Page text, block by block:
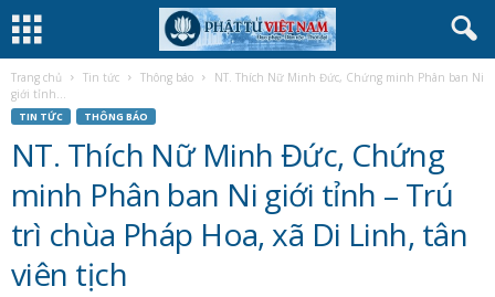
Trang chủ Tin tức Thông báo
NT. Thích Nữ Minh Đức, Chứng minh Phân ban Ni
giới tỉnh...
TIN TỨC THÔNG BÁO
NT. Thích Nữ Minh Đức, Chứng
minh Phân ban Ni giới tỉnh – Trú
trì chùa Pháp Hoa, xã Di Linh, tân
viên tịch